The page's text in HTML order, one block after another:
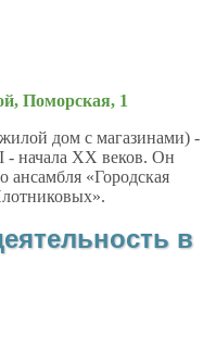
Поморская, 1
дом с магазинами) -
- начала ХХ веков. Он
ансамбля «Городская
в